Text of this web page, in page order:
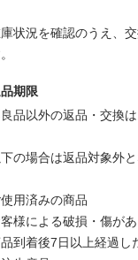
状況を確認のうえ、
期限
品以外の返品・交換
の場合は返品対象外と
使用済みの商品
様による破損・傷が
到着後7日以上経過し